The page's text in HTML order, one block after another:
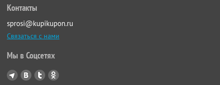
Контакты
sprosi@kupikupon.ru
Связаться с нами
Мы в Соцсетях